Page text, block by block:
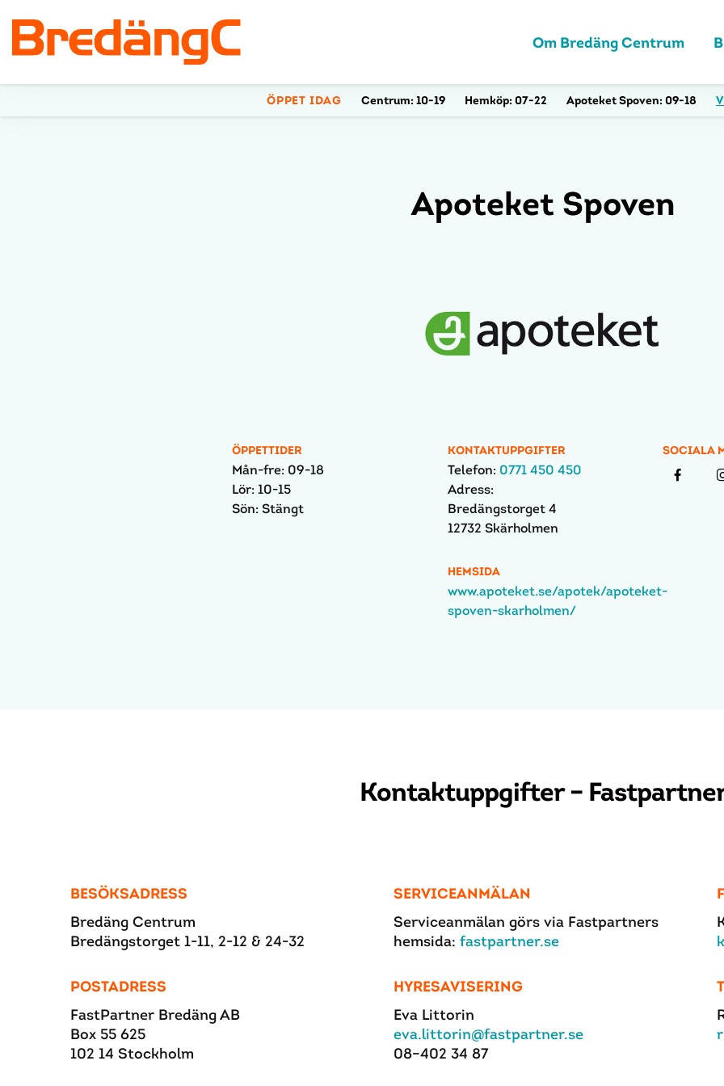
Om Bredäng Centrum
ÖPPET IDAG Centrum:10-19 Hemköp:07-22 Apoteket Spoven:09-18
Apoteket Spoven
ÖPPETTIDER
Mån-fre: 09-18
Lör: 10-15
Sön: Stängt
KONTAKTUPPGIFTER
Telefon: 0771 450 450
Adress:
Bredängstorget 4
12732 Skärholmen
HEMSIDA
www.apoteket.se/apotek/apoteket-
spoven-skarholmen/
SOCIALA
Kontaktuppgifter –
BESÖKSADRESS
Bredäng Centrum
Bredängstorget 1-11, 2-12 & 24-32
POSTADRESS
FastPartner Bredäng AB
Box 55 625
102 14 Stockholm
SERVICEANMÄLAN
Serviceanmälan görs via Fastpartners
hemsida: fastpartner.se
HYRESAVISERING
Eva Littorin
eva.littorin@fastpartner.se
08–402 34 87